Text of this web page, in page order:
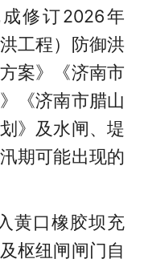
修订2026年
工程）防御洪
案》《济南市
《济南市腊山
》及水闸、堤
期可能出现的
黄口橡胶坝充
枢纽闸闸门自